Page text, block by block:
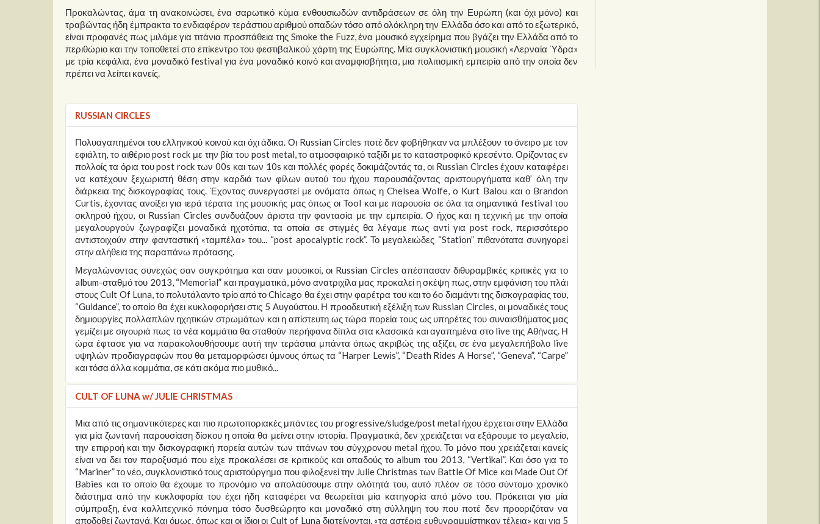
Προκαλώντας, άμα τη ανακοινώσει, ένα σαρωτικό κύμα ενθουσιωδών αντιδράσεων σε όλη την Ευρώπη (και όχι μόνο) και
τραβώντας ήδη έμπρακτα το ενδιαφέρον τεράστιου αριθμού οπαδών τόσο από ολόκληρη την Ελλάδα όσο και από το εξωτερικό,
είναι προφανές πως μιλάμε για τιτάνια προσπάθεια της Smoke the Fuzz, ένα μουσικό εγχείρημα που βγάζει την Ελλάδα από το
περιθώριο και την τοποθετεί στο επίκεντρο του φεστιβαλικού χάρτη της Ευρώπης. Μία συγκλονιστική μουσική «Λερναία Ύδρα»
με τρία κεφάλια, ένα μοναδικό festival για ένα μοναδικό κοινό και αναμφισβήτητα, μια πολιτισμική εμπειρία από την οποία δεν
πρέπει να λείπει κανείς.
RUSSIAN CIRCLES
Πολυαγαπημένοι του ελληνικού κοινού και όχι άδικα. Οι Russian Circles ποτέ δεν φοβήθηκαν να μπλέξουν το όνειρο με τον
εφιάλτη, το αιθέριο post rock με την βία του post metal, το ατμοσφαιρικό ταξίδι με το καταστροφικό κρεσέντο. Ορίζοντας εν
πολλοίς τα όρια του post rock των 00s και των 10s και πολλές φορές δοκιμάζοντάς τα, οι Russian Circles έχουν καταφέρει
να κατέχουν ξεχωριστή θέση στην καρδιά των φίλων αυτού του ήχου παρουσιάζοντας αριστουργήματα καθ’ όλη την
διάρκεια της δισκογραφίας τους. Έχοντας συνεργαστεί με ονόματα όπως η Chelsea Wolfe, o Kurt Balou και ο Brandon
Curtis, έχοντας ανοίξει για ιερά τέρατα της μουσικής μας όπως οι Tool και με παρουσία σε όλα τα σημαντικά festival του
σκληρού ήχου, οι Russian Circles συνδυάζουν άριστα την φαντασία με την εμπειρία. Ο ήχος και η τεχνική με την οποία
μεγαλουργούν ζωγραφίζει μοναδικά ηχοτόπια, τα οποία σε στιγμές θα λέγαμε πως αντί για post rock, περισσότερο
αντιστοιχούν στην φανταστική «ταμπέλα» του... “post apocalyptic rock”. Το μεγαλειώδες “Station” πιθανότατα συνηγορεί
στην αλήθεια της παραπάνω πρότασης.
Μεγαλώνοντας συνεχώς σαν συγκρότημα και σαν μουσικοί, οι Russian Circles απέσπασαν διθυραμβικές κριτικές για το
album-σταθμό του 2013, “Memorial” και πραγματικά, μόνο ανατριχίλα μας προκαλεί η σκέψη πως, στην εμφάνιση του πλάι
στους Cult Of Luna, το πολυτάλαντο τρίο από το Chicago θα έχει στην φαρέτρα του και το 6ο διαμάντι της δισκογραφίας του,
“Guidance”, το οποίο θα έχει κυκλοφορήσει στις 5 Αυγούστου. Η προοδευτική εξέλιξη των Russian Circles, οι μοναδικές τους
δημιουργίες πολλαπλών ηχητικών στρωμάτων και η απίστευτη ως τώρα πορεία τους ως υπηρέτες του συναισθήματος μας
γεμίζει με σιγουριά πως τα νέα κομμάτια θα σταθούν περήφανα δίπλα στα κλασσικά και αγαπημένα στο live της Αθήνας. Η
ώρα έφτασε για να παρακολουθήσουμε αυτή την τεράστια μπάντα όπως ακριβώς της αξίζει, σε ένα μεγαλεπήβολο live
υψηλών προδιαγραφών που θα μεταμορφώσει ύμνους όπως τα “Harper Lewis”, “Death Rides A Horse”, “Geneva”, “Carpe”
και τόσα άλλα κομμάτια, σε κάτι ακόμα πιο μυθικό...
CULT OF LUNA w/ JULIE CHRISTMAS
Μια από τις σημαντικότερες και πιο πρωτοποριακές μπάντες του progressive/sludge/post metal ήχου έρχεται στην Ελλάδα
για μία ζωντανή παρουσίαση δίσκου η οποία θα μείνει στην ιστορία. Πραγματικά, δεν χρειάζεται να εξάρουμε το μεγαλείο,
την επιρροή και την δισκογραφική πορεία αυτών των τιτάνων του σύγχρονου metal ήχου. Το μόνο που χρειάζεται κανείς
είναι να δει τον παροξυσμό που είχε προκαλέσει σε κριτικούς και οπαδούς το album του 2013, “Vertikal”. Και όσο για το
“Mariner” το νέο, συγκλονιστικό τους αριστούργημα που φιλοξενεί την Julie Christmas των Battle Of Mice και Made Out Of
Babies και το οποίο θα έχουμε το προνόμιο να απολαύσουμε στην ολότητά του, αυτό πλέον σε τόσο σύντομο χρονικό
διάστημα από την κυκλοφορία του έχει ήδη καταφέρει να θεωρείται μία κατηγορία από μόνο του. Πρόκειται για μία
σύμπραξη, ένα καλλιτεχνικό πόνημα τόσο δυσθεώρητο και μοναδικό στη σύλληψη του που ποτέ δεν προοριζόταν να
αποδοθεί ζωντανά. Και όμως, όπως και οι ίδιοι οι Cult of Luna διατείνονται, «τα αστέρια ευθυγραμμίστηκαν τέλεια» και για 5